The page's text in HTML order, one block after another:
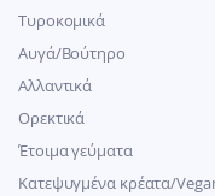
Τυροκομικά
Αυγά/Βούτηρο
Αλλαντικά
Ορεκτικά
Έτοιμα γεύματα
Κατεψυγμένα κρέατα/